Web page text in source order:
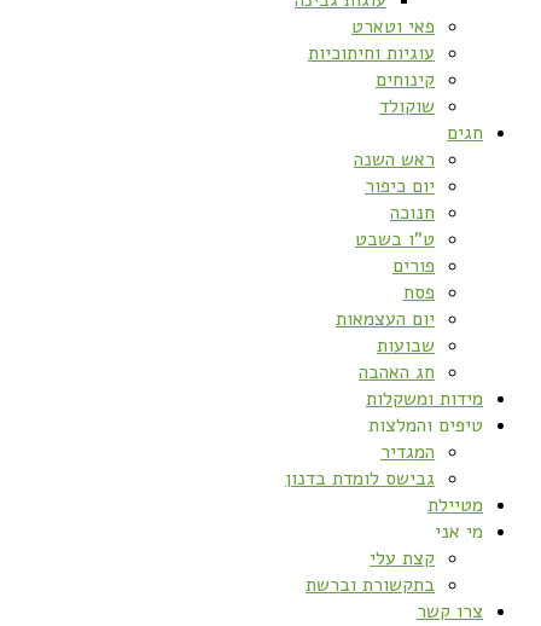
פאי וטארט
עוגיות וחיתוכיות
קינוחים
שוקולד
חגים
ראש השנה
יום כיפור
חנוכה
ט”ו בשבט
פורים
פסח
יום העצמאות
שבועות
חג האהבה
מידות ומשקלות
טיפים והמלצות
המגדיר
גבישס לומדת בדנון
מטיילת
מי אני
קצת עלי
בתקשורת וברשת
צרו קשר